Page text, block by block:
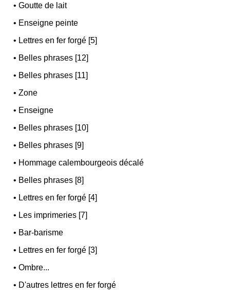
•Goutte de lait
• Enseigne peinte
• Lettres en fer forgé [5]
• Belles phrases [12]
• Belles phrases [11]
•Zone
• Enseigne
• Belles phrases [10]
• Belles phrases [9]
• Hommage calembourgeois décalé
• Belles phrases [8]
• Lettres en fer forgé [4]
• Les imprimeries [7]
• Bar-barisme
• Lettres en fer forgé [3]
•Ombre...
• D'autres lettres en fer forgé